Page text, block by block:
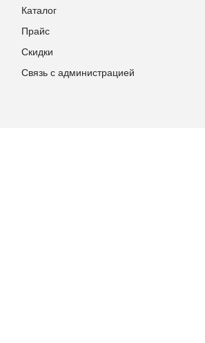
Каталог
Прайс
Скидки
Связь с администрацией